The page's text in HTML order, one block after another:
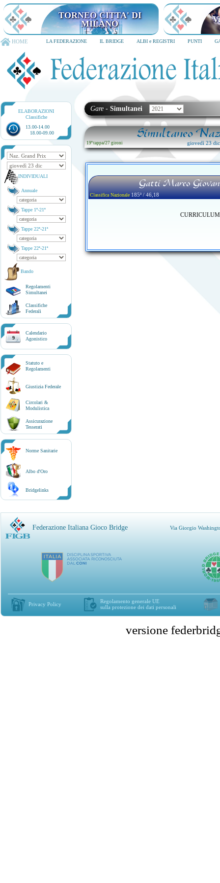
TORNEO CITTA' DI
MILANO
HOME LA FEDERAZIONE IL BRIDGE ALBI e REGISTRI PUNTI
ELABORAZIONI
Classifiche
13.00-14.00
18.00-09.00
INDIVIDUALI
Annuale
Tappe 1ª-21ª
Tappe 22ª-21ª
Tappe 22ª-21ª
Bando
Regolamenti
Simultanei
Classifiche
Federali
9
Calendario
Agonistico
Statuto e
Regolamenti
Giustizia Federale
Circolari &
Modulistica
Assicurazione
Tesserati
Norme Sanitarie
Albo d'Oro
Bridgelinks
Gare - Simultanei
Simultaneo
19ª tappa/27 gironi giovedì 23
Gatti Marco
Classifica Nazionale185ª / 46,18
CURRICULUM
Federazione Italiana Gioco Bridge Via Giorgio
Privacy Policy
Regolamento generale UE
sulla protezione dei dati personali
versione